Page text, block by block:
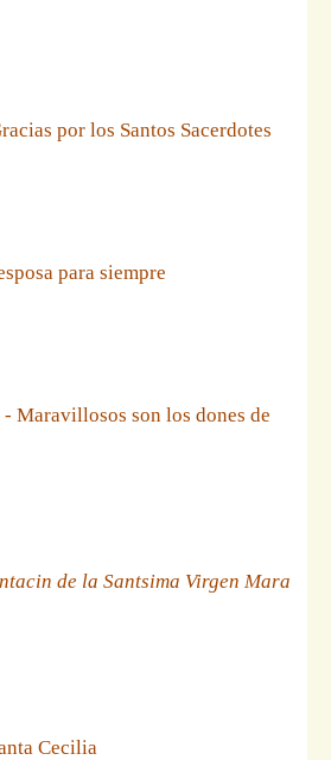
por los Santos Sacerdotes
para siempre
- Maravillosos son los dones de
de la Santsima Virgen Mara
Cecilia